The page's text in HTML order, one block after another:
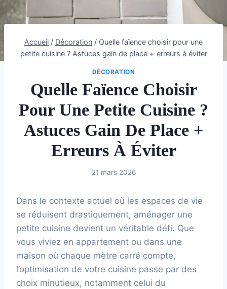
Accueil / Décoration / Quelle faïence choisir pour une
petite cuisine ? Astuces gain de place + erreurs à éviter
DÉCORATION
Quelle Faïence Choisir
Pour Une Petite Cuisine ?
Astuces Gain De Place +
Erreurs À Éviter
21 mars 2026
Dans le contexte actuel où les espaces de vie
se réduisent drastiquement, aménager une
petite cuisine devient un véritable défi. Que
vous viviez en appartement ou dans une
maison où chaque mètre carré compte,
l’optimisation de votre cuisine passe par des
choix minutieux, notamment celui du